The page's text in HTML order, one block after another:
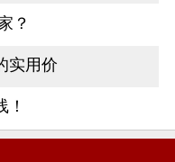
？
实用价